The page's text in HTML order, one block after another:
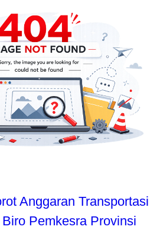
Anggaran Transportasi
Pemkesra Provinsi